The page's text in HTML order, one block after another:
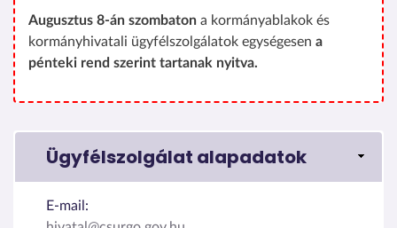
Augusztus 8-án szombaton a kormányablakok és
kormányhivatali ügyfélszolgálatok egységesen a
pénteki rend szerint tartanak nyitva.
Ügyfélszolgálat alapadatok
E-mail: